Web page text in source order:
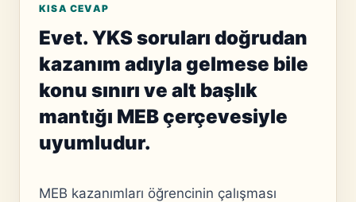
KISA CEVAP
Evet. YKS soruları doğrudan
kazanım adıyla gelmese bile
konu sınırı ve alt başlık
mantığı MEB çerçevesiyle
uyumludur.
MEB kazanımları öğrencinin çalışması